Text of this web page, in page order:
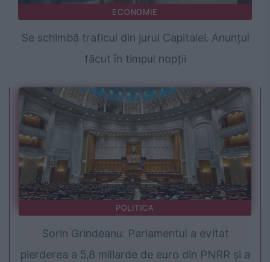
ECONOMIE
Se schimbă traficul din jurul Capitalei. Anunțul
făcut în timpul nopții
POLITICA
Sorin Grindeanu: Parlamentul a evitat
pierderea a 5,8 miliarde de euro din PNRR și a